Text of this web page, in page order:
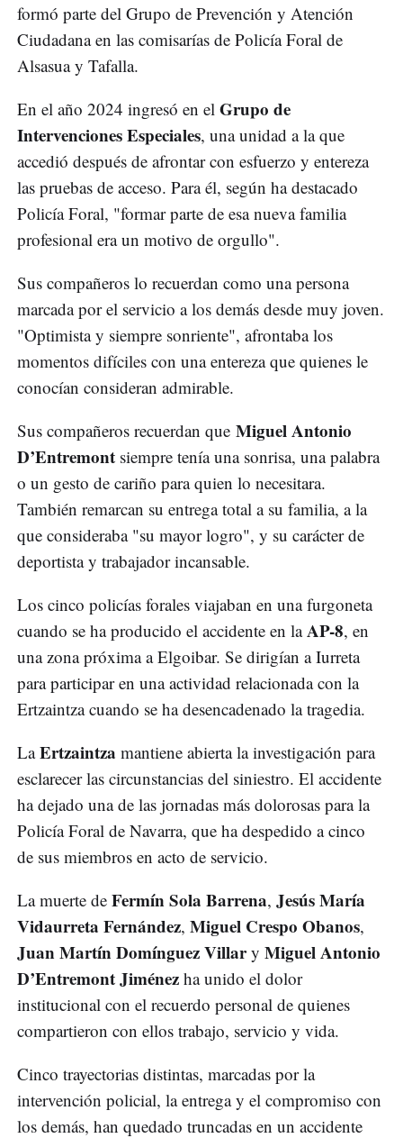
formó parte del Grupo de Prevención y Atención
Ciudadana en las comisarías de Policía Foral de
Alsasua y Tafalla.
En el año 2024 ingresó en el Grupo de
Intervenciones Especiales, una unidad a la que
accedió después de afrontar con esfuerzo y entereza
las pruebas de acceso. Para él, según ha destacado
Policía Foral, "formar parte de esa nueva familia
profesional era un motivo de orgullo".
Sus compañeros lo recuerdan como una persona
marcada por el servicio a los demás desde muy joven.
"Optimista y siempre sonriente", afrontaba los
momentos difíciles con una entereza que quienes le
conocían consideran admirable.
Sus compañeros recuerdan que Miguel Antonio
D’Entremont siempre tenía una sonrisa, una palabra
o un gesto de cariño para quien lo necesitara.
También remarcan su entrega total a su familia, a la
que consideraba "su mayor logro", y su carácter de
deportista y trabajador incansable.
Los cinco policías forales viajaban en una furgoneta
cuando se ha producido el accidente en laAP-8, en
una zona próxima a Elgoibar. Se dirigían a Iurreta
para participar en una actividad relacionada con la
Ertzaintza cuando se ha desencadenado la tragedia.
LaErtzaintza mantiene abierta la investigación para
esclarecer las circunstancias del siniestro. El accidente
ha dejado una de las jornadas más dolorosas para la
Policía Foral de Navarra, que ha despedido a cinco
de sus miembros en acto de servicio.
La muerte de Fermín Sola Barrena, Jesús María
Vidaurreta Fernández, Miguel Crespo Obanos,
Juan Martín Domínguez Villary Miguel Antonio
D’Entremont Jiménez ha unido el dolor
institucional con el recuerdo personal de quienes
compartieron con ellos trabajo, servicio y vida.
Cinco trayectorias distintas, marcadas por la
intervención policial, la entrega y el compromiso con
los demás, han quedado truncadas en un accidente